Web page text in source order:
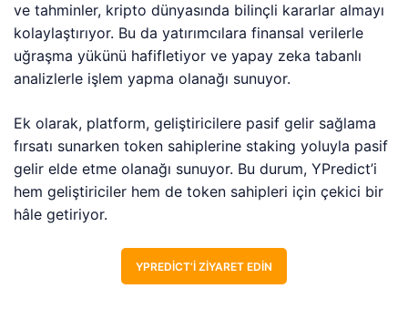
ve tahminler, kripto dünyasında bilinçli kararlar almayı
kolaylaştırıyor. Bu da yatırımcılara finansal verilerle
uğraşma yükünü hafifletiyor ve yapay zeka tabanlı
analizlerle işlem yapma olanağı sunuyor.
Ek olarak, platform, geliştiricilere pasif gelir sağlama
fırsatı sunarken token sahiplerine staking yoluyla pasif
gelir elde etme olanağı sunuyor. Bu durum, YPredict’i
hem geliştiriciler hem de token sahipleri için çekici bir
hâle getiriyor.
YPREDICT’I ZIYARET EDIN